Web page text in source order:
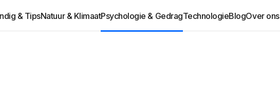
& TipsNatuur & KlimaatPsychologie & GedragTechnologieBlogOver ons